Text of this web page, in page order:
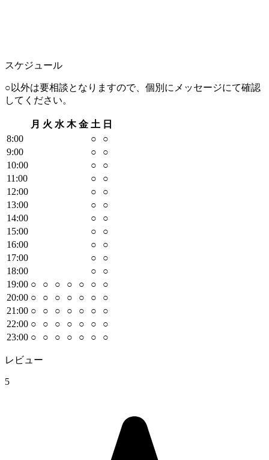
スケジュール
○以外は要相談となりますので、個別にメッセージにて確認
してください。
月 火 水 木 金 土 日
8:00 ○
○
9:00 ○
○
10:00 ○
○
11 :00 ○
○
12:00 ○
○
13:00 ○
○
14:00 ○
○
15:00 ○
○
16:00 ○
○
17:00 ○
○
18:00 ○
○
19:00 ○ ○ ○ ○ ○ ○
○
20:00 ○ ○ ○ ○ ○ ○
○
21 :00 ○ ○ ○ ○ ○ ○
○
22:00 ○ ○ ○ ○ ○ ○
○
23:00 ○ ○ ○ ○ ○ ○ ○
レビュー
5